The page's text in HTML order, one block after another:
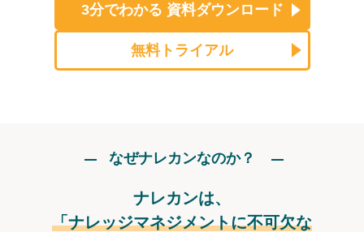
3分でわかる 資料ダウンロード
無料トライアル
なぜナレカンなのか？
ナレカンは、
「ナレッジマネジメントに不可欠な